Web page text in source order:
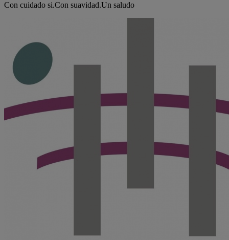
Con cuidado si.Con suavidad.Un saludo